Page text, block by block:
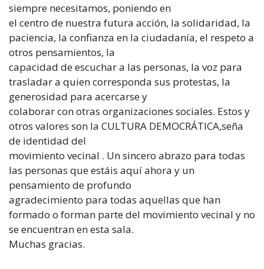
siempre necesitamos, poniendo en
el centro de nuestra futura acción, la solidaridad, la
paciencia, la confianza en la ciudadanía, el respeto a
otros pensamientos, la
capacidad de escuchar a las personas, la voz para
trasladar a quien corresponda sus protestas, la
generosidad para acercarse y
colaborar con otras organizaciones sociales. Estos y
otros valores son la CULTURA DEMOCRÁTICA,seña
de identidad del
movimiento vecinal . Un sincero abrazo para todas
las personas que estáis aquí ahora y un
pensamiento de profundo
agradecimiento para todas aquellas que han
formado o forman parte del movimiento vecinal y no
se encuentran en esta sala.
Muchas gracias.